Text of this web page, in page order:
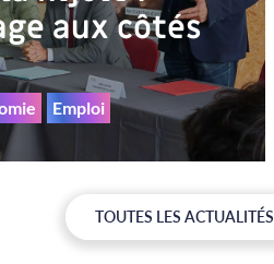
aux côtés
Emploi
TOUTES LES ACTUALITÉS